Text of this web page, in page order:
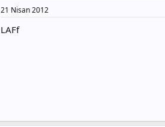
Ayrıca yukarıda yazdıklarımın
21 Nisan 2012
LAFf